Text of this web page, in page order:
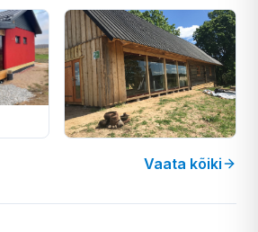
Vaata kõiki